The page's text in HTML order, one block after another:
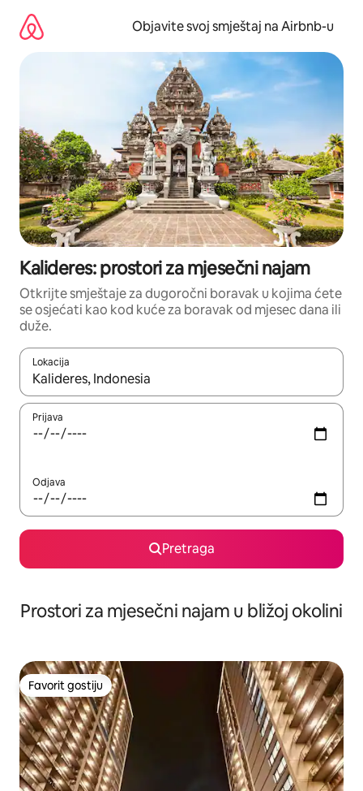
sadržaj
Objavite svoj smještaj na Airbnb-u
Kalideres: prostori za mjesečni najam
Otkrijte smještaje za dugoročni boravak u kojima ćete
se osjećati kao kod kuće za boravak od mjesec dana ili
duže.
Lokacija
Kad su rezultati dostupni, možete da se krećete kroz njih
Prijava
Odjava
Pretraga
Prostori za mjesečni najam u bližoj okolini
Favorit gostiju
Favorit gostiju